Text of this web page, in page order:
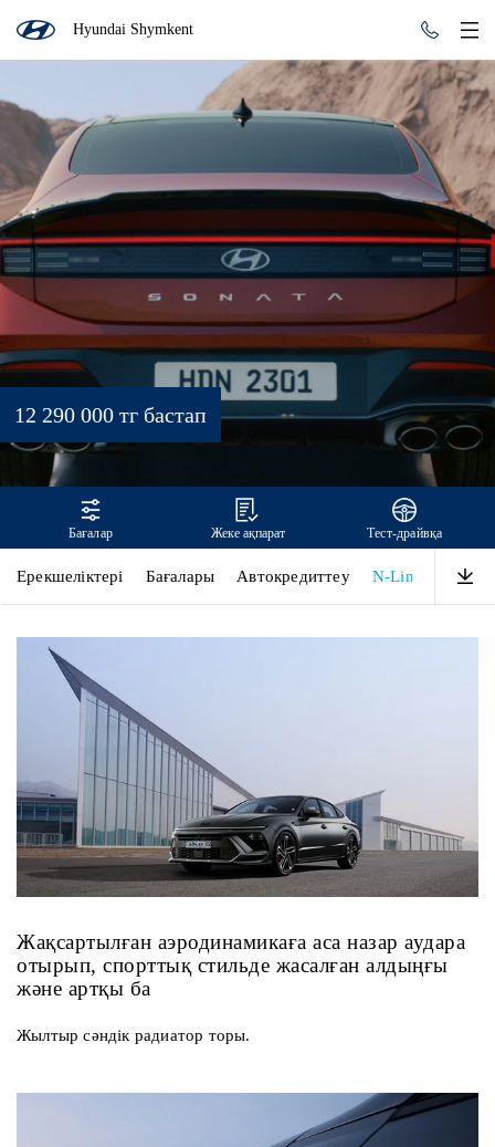
Hyundai Shymkent
SONATA
12 290 000 тг бастап
Бағалар Жеке ақпарат Тест-драйвқа
Ерекшеліктері Бағалары Автокредиттеу N-Line
Жақсартылған аэродинамикаға аса назар аудара
отырып, спорттық стильде жасалған алдыңғы
және артқы ба
Жылтыр сәндік радиатор торы.